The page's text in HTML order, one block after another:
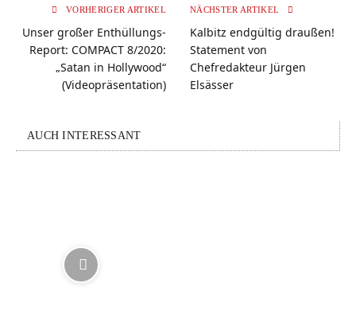
VORHERIGER ARTIKEL
Unser großer Enthüllungs-
Report: COMPACT 8/2020:
„Satan in Hollywood“
(Videopräsentation)
NÄCHSTER ARTIKEL
Kalbitz endgültig draußen!
Statement von
Chefredakteur Jürgen
Elsässer
AUCH INTERESSANT